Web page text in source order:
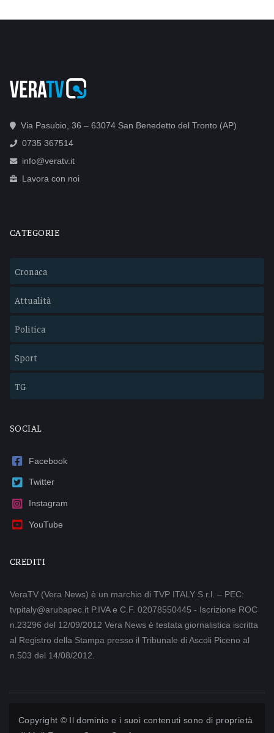
Via Pasubio, 36 – 63074 San Benedetto del Tronto (AP)
0735 367514
info@veratv.it
Lavora con noi
CATEGORIE
Cronaca
Attualità
Politica
Sport
TG
SOCIAL
Facebook
Twitter
Instagram
YouTube
CREDITI
VeraTV (Vera News) è un marchio di TVP ITALY S.r.l. – PEC:
tvpitaly@arubapec.it P.IVA e C.F. 02078550445 - Iscrizione ROC
n.23296 del 12/09/2012 Vera News è testata giornalistica iscritta
al Registro della Stampa presso il Tribunale di Ascoli Piceno al
n.503 del 14/08/2012.
Copyright © Il dominio e i suoi contenuti sono di proprietà